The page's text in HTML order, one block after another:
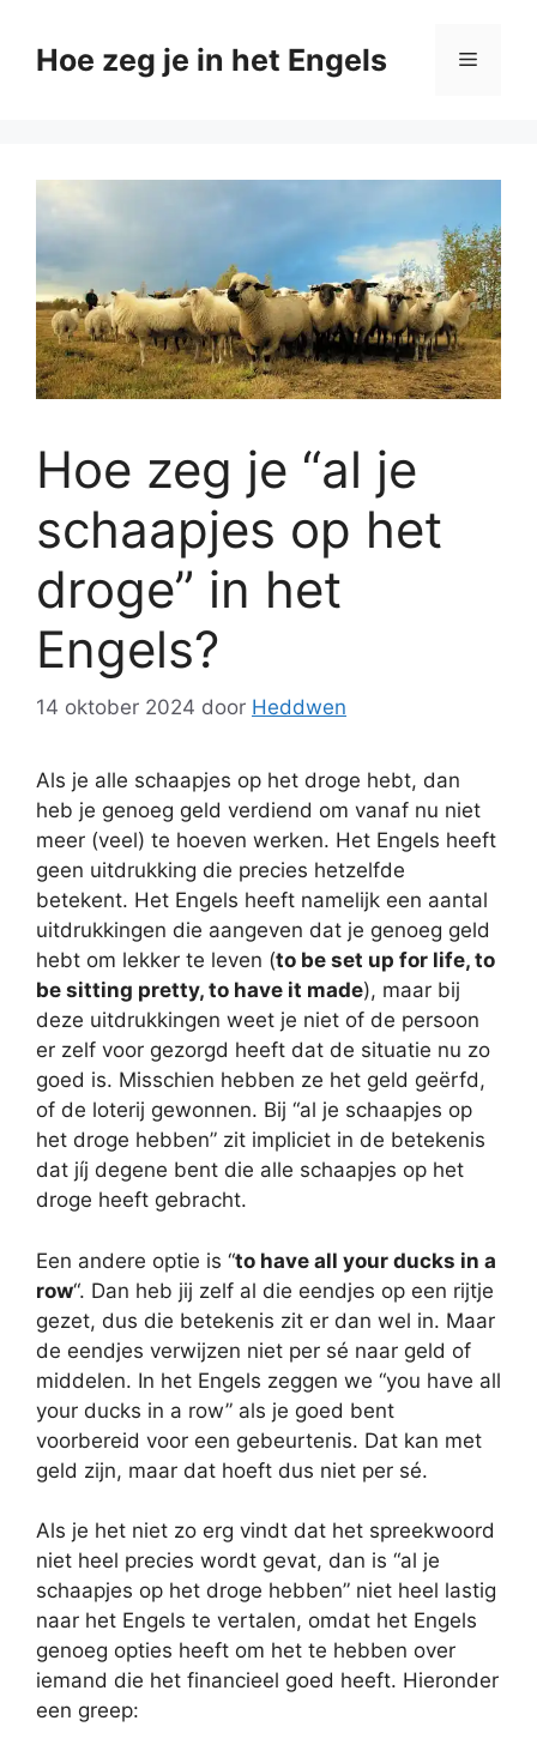
naarHoe zeg je in het Engels Menu
Hoe zeg je “al je
schaapjes op het
droge” in het
Engels?
14 oktober 2024 door Heddwen
Als je alle schaapjes op het droge hebt, dan
heb je genoeg geld verdiend om vanaf nu niet
meer (veel) te hoeven werken. Het Engels heeft
geen uitdrukking die precies hetzelfde
betekent. Het Engels heeft namelijk een aantal
uitdrukkingen die aangeven dat je genoeg geld
hebt om lekker te leven (to be set up for life, to
be sitting pretty, to have it made), maar bij
deze uitdrukkingen weet je niet of de persoon
er zelf voor gezorgd heeft dat de situatie nu zo
goed is. Misschien hebben ze het geld geërfd,
of de loterij gewonnen. Bij “al je schaapjes op
het droge hebben” zit impliciet in de betekenis
dat jíj degene bent die alle schaapjes op het
droge heeft gebracht.
Een andere optie is “to have all your ducks in a
row“. Dan heb jij zelf al die eendjes op een rijtje
gezet, dus die betekenis zit er dan wel in. Maar
de eendjes verwijzen niet per sé naar geld of
middelen. In het Engels zeggen we “you have all
your ducks in a row” als je goed bent
voorbereid voor een gebeurtenis. Dat kan met
geld zijn, maar dat hoeft dus niet per sé.
Als je het niet zo erg vindt dat het spreekwoord
niet heel precies wordt gevat, dan is “al je
schaapjes op het droge hebben” niet heel lastig
naar het Engels te vertalen, omdat het Engels
genoeg opties heeft om het te hebben over
iemand die het financieel goed heeft. Hieronder
een greep: